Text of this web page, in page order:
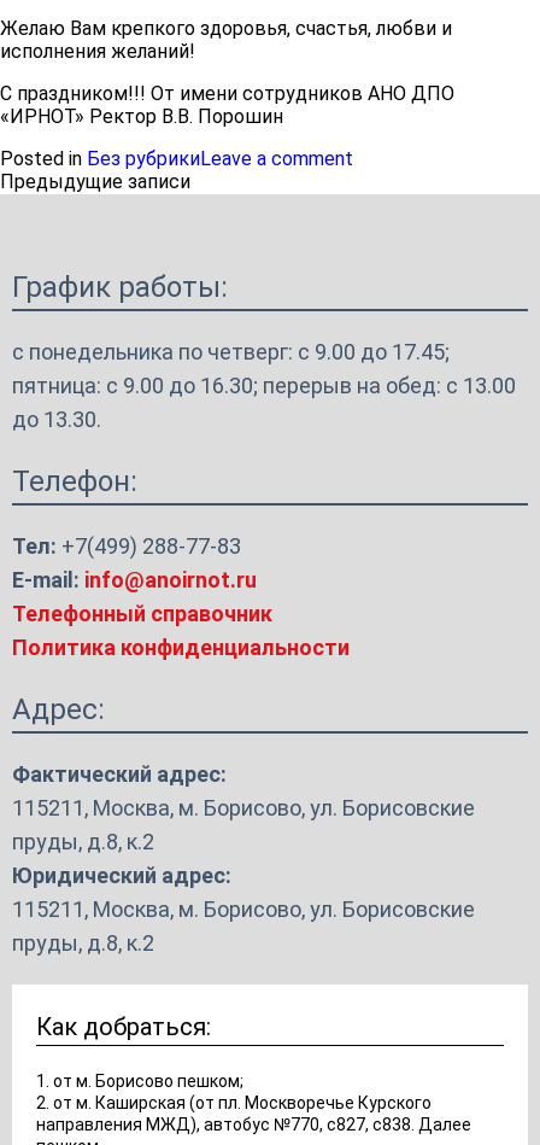
Желаю Вам крепкого здоровья, счастья, любви и
исполнения желаний!
С праздником!!! От имени сотрудников АНО ДПО
«ИРНОТ» Ректор В.В. Порошин
Posted in Без рубрикиLeave a comment
Навигация
Предыдущие записи
График работы:
с понедельника по четверг: с 9.00 до 17.45;
пятница: с 9.00 до 16.30; перерыв на обед: с 13.00
до 13.30.
Телефон:
Тел: +7(499) 288-77-83
E-mail: info@anoirnot.ru
Телефонный справочник
Политика конфиденциальности
Адрес:
Фактический адрес:
115211, Москва, м. Борисово, ул. Борисовские
пруды, д.8, к.2
Юридический адрес:
115211, Москва, м. Борисово, ул. Борисовские
пруды, д.8, к.2
Как добраться:
1. от м. Борисово пешком;
2. от м. Каширская (от пл. Москворечье Курского
направления МЖД), автобус №770, с827, с838. Далее